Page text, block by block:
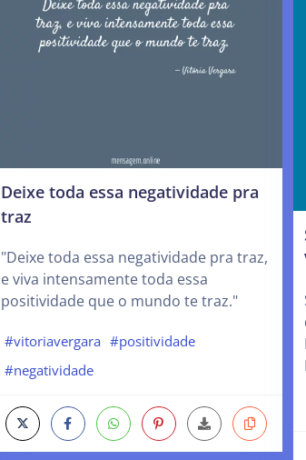
Deixe toda essa negatividade pra
traz
"Deixe toda essa negatividade pra traz,
e viva intensamente toda essa
positividade que o mundo te traz."
#vitoriavergara #positividade
#negatividade